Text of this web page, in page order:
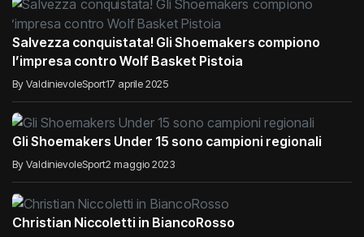
Salvezza conquistata! Gli Shoemakers compiono
l’impresa contro Wolf Basket Pistoia
By ValdinievoleSport17 aprile 2025
Gli Shoemakers Under 15 sono campioni regionali
By ValdinievoleSport2 maggio 2023
Christian Niccoletti in BiancoRosso